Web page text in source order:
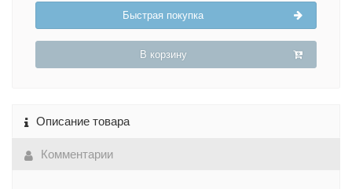
Быстрая покупка
В корзину
Описание товара
Комментарии